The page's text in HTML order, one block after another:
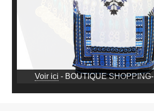
Voir ici - BOUTIQUE SHOPPING-